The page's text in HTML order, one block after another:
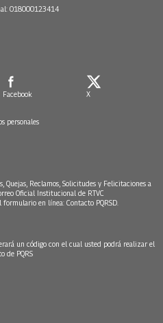
018000123414
Facebook X
personales
Quejas, Reclamos, Solicitudes y Felicitaciones a
Oficial Institucional de RTVC
formulario en línea: Contacto PQRSD.
un código con el cual usted podrá realizar el
de PQRS